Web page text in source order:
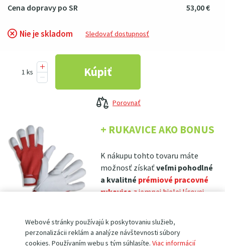
Webové stránky používajú k poskytovaniu služieb,
perzonalizácii reklám a analýze návštevnosti súbory
cookies. Používaním webu s tým súhlasíte. Viac informácií
+ RUKAVICE AKO BONUS
K nákupu tohto tovaru máte
možnosť získaťveľmi pohodlné
a kvalitné prémiové pracovné
rukavicez jemnej bielej lícovej
zakúpeným produktom, ale tiež na zahrade, v dielni, pri ľahkých montážach,
Nie je skladom Sledovať dostupnosť
53 00€
Porovnať